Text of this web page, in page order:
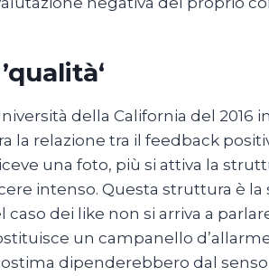
della California del
la relazione tra il feedback
una foto, più si attiva la
intenso. Questa struttura è
caso dei like non si arriva a
un campanello
dipenderebbero dal